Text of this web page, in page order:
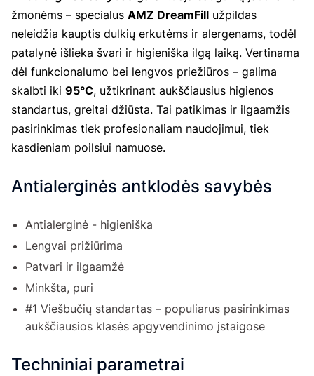
žmonėms – specialus AMZ DreamFill užpildas
neleidžia kauptis dulkių erkutėms ir alergenams, todėl
patalynė išlieka švari ir higieniška ilgą laiką. Vertinama
dėl funkcionalumo bei lengvos priežiūros – galima
skalbti iki 95°C, užtikrinant aukščiausius higienos
standartus, greitai džiūsta. Tai patikimas ir ilgaamžis
pasirinkimas tiek profesionaliam naudojimui, tiek
kasdieniam poilsiui namuose.
Antialerginės antklodės savybės
Antialerginė - higieniška
Lengvai prižiūrima
Patvari ir ilgaamžė
Minkšta, puri
#1 Viešbučių standartas – populiarus pasirinkimas
aukščiausios klasės apgyvendinimo įstaigose
Techniniai parametrai